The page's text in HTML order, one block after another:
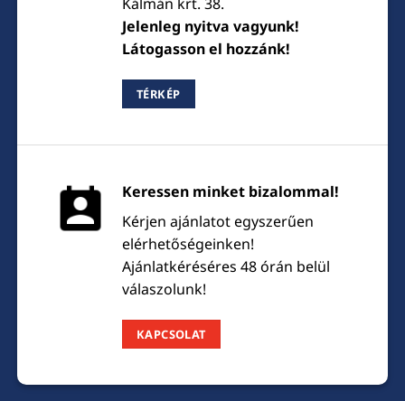
Jelenleg nyitva vagyunk!
Látogasson el hozzánk!
TÉRKÉP
Keressen minket bizalommal!
Kérjen ajánlatot egyszerűen
elérhetőségeinken!
Ajánlatkéréséres 48 órán belül
válaszolunk!
KAPCSOLAT